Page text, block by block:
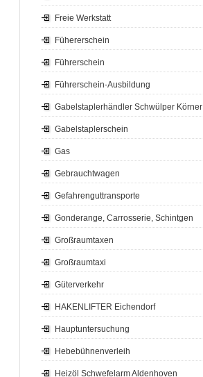
Freie Werkstatt
Fühererschein
Führerschein
Führerschein-Ausbildung
Gabelstaplerhändler Schwülper Körner
Gabelstaplerschein
Gas
Gebrauchtwagen
Gefahrenguttransporte
Gonderange, Carrosserie, Schintgen
Großraumtaxen
Großraumtaxi
Güterverkehr
HAKENLIFTER Eichendorf
Hauptuntersuchung
Hebebühnenverleih
Heizöl Schwefelarm Aldenhoven